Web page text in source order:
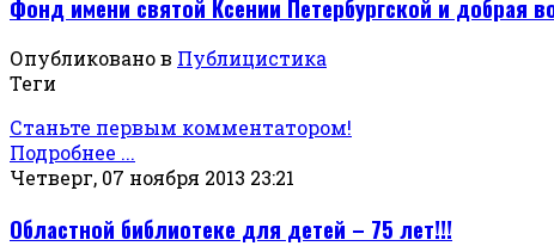
Фонд имени святой Ксении Петербургской и добрая
Опубликовано в Публицистика
Теги
Станьте первым комментатором!
Подробнее ...
Четверг, 07 ноября 2013 23:21
Областной библиотеке для детей – 75 лет!!!